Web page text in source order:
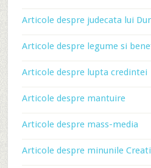
Articole despre judecata lui
Articole despre legume si
Articole despre lupta credintei
Articole despre mantuire
Articole despre mass-media
Articole despre minunile